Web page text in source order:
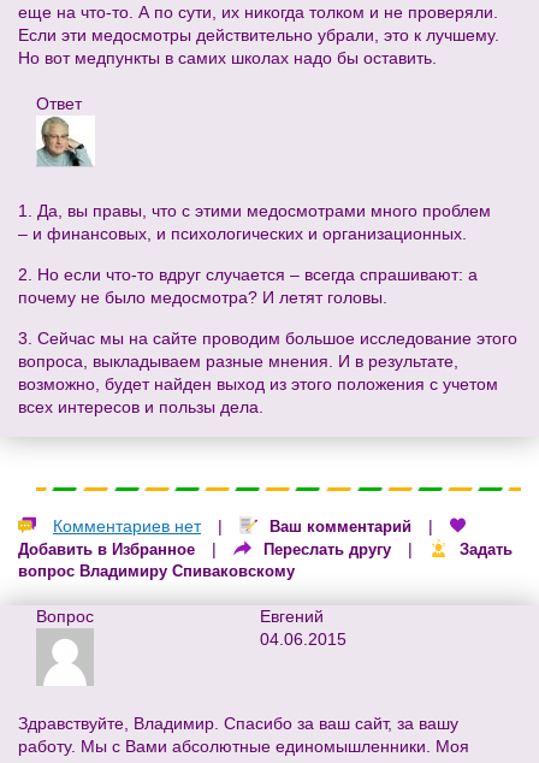
еще на что-то. А по сути, их никогда толком и не проверяли.
Если эти медосмотры действительно убрали, это к лучшему.
Но вот медпункты в самих школах надо бы оставить.
Ответ
1. Да, вы правы, что с этими медосмотрами много проблем
– и финансовых, и психологических и организационных.
2. Но если что-то вдруг случается – всегда спрашивают: а
почему не было медосмотра? И летят головы.
3. Сейчас мы на сайте проводим большое исследование этого
вопроса, выкладываем разные мнения. И в результате,
возможно, будет найден выход из этого положения с учетом
всех интересов и пользы дела.
Комментариев нет | Ваш комментарий |
Добавить в Избранное | Переслать другу |
Задать
вопрос Владимиру Спиваковскому
Вопрос
Евгений
04.06.2015
Здравствуйте, Владимир. Спасибо за ваш сайт, за вашу
работу. Мы с Вами абсолютные единомышленники. Моя